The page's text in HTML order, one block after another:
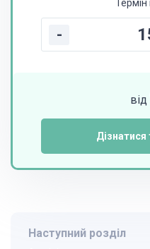
Термін
-
від
Дізнатися
Наступний розділ